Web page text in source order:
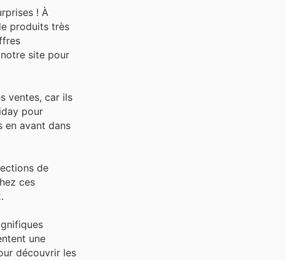
! À
produits très
site pour
ventes, car ils
pour
en avant dans
de
ces
une
découvrir les